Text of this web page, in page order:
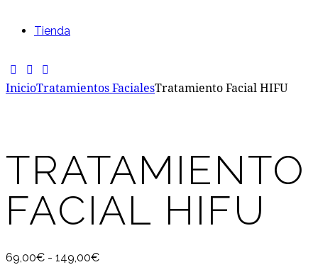
Tienda
InicioTratamientos FacialesTratamiento Facial HIFU
TRATAMIENTO
FACIAL HIFU
69,00€ - 149,00€Rango